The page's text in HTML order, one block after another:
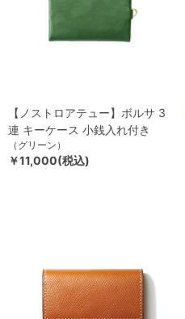
【ノストロアテュー】ボルサ 3
連 キーケース 小銭入れ付き
（グリーン）
￥11,000(税込)